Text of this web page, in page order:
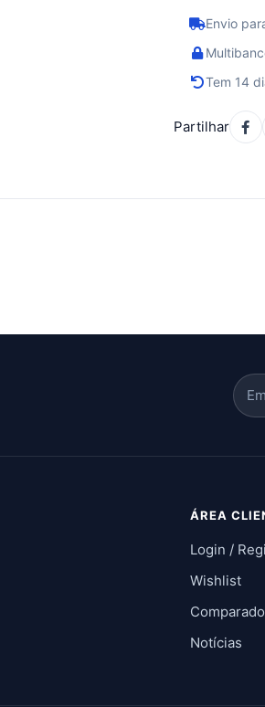
Envio
Tem 14
Partilhar
ÁREA
Login /
Wishlist
Notícias